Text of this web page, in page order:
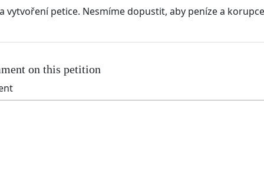
vytvoření petice. Nesmíme dopustit, aby peníze a
on this petition